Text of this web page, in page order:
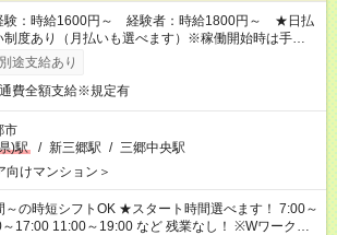
験：時給1600円～ 経験者：時給1800円～ ★日払
制度あり（月払いも選べます）※稼働開始時は手続き
お支払いとなります。
途支給あり
費全額支給※規定有
市
)駅
/ 新三郷駅 / 三郷中央駅
向けマンション＞
トOK ★スタート時間選べます！ 7:00～
11:00～19:00 など 残業なし！ ※Wワークの